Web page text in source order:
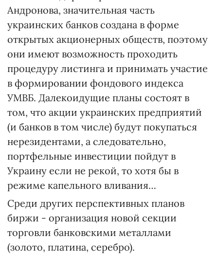
Андронова, значительная часть
украинских банков создана в форме
открытых акционерных обществ, поэтому
они имеют возможность проходить
процедуру листинга и принимать участие
в формировании фондового индекса
УМВБ. Далекоидущие планы состоят в
том, что акции украинских предприятий
(и банков в том числе) будут покупаться
нерезидентами, а следовательно,
портфельные инвестиции пойдут в
Украину если не рекой, то хотя бы в
режиме капельного вливания…
Среди других перспективных планов
биржи - организация новой секции
торговли банковскими металлами
(золото, платина, серебро).